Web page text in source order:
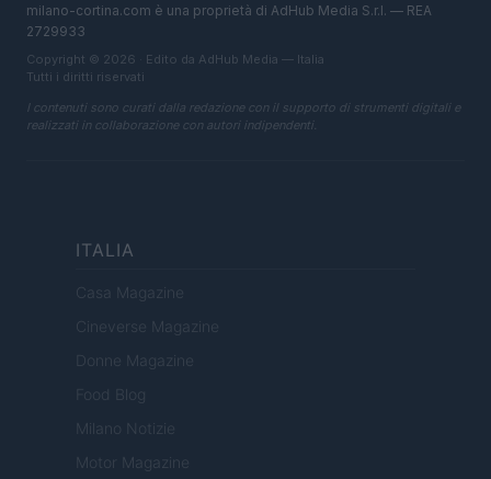
milano-cortina.com è una proprietà di AdHub Media S.r.l. — REA
2729933
Copyright © 2026 · Edito da AdHub Media — Italia
Tutti i diritti riservati
I contenuti sono curati dalla redazione con il supporto di strumenti digitali e
realizzati in collaborazione con autori indipendenti.
ITALIA
Casa Magazine
Cineverse Magazine
Donne Magazine
Food Blog
Milano Notizie
Motor Magazine